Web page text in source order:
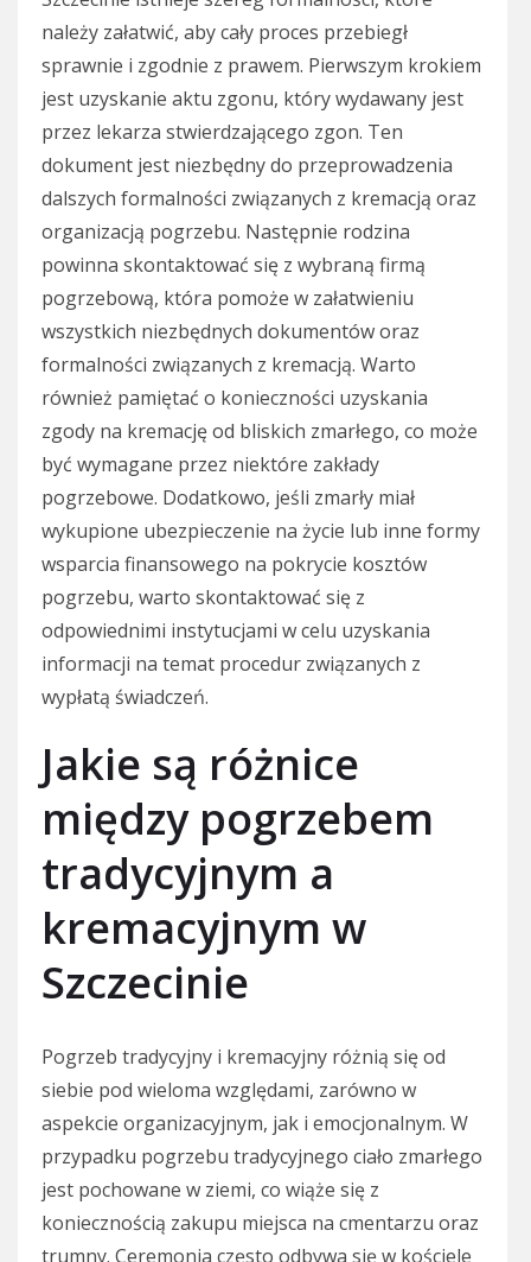
należy załatwić, aby cały proces przebiegł
sprawnie i zgodnie z prawem. Pierwszym krokiem
jest uzyskanie aktu zgonu, który wydawany jest
przez lekarza stwierdzającego zgon. Ten
dokument jest niezbędny do przeprowadzenia
dalszych formalności związanych z kremacją oraz
organizacją pogrzebu. Następnie rodzina
powinna skontaktować się z wybraną firmą
pogrzebową, która pomoże w załatwieniu
wszystkich niezbędnych dokumentów oraz
formalności związanych z kremacją. Warto
również pamiętać o konieczności uzyskania
zgody na kremację od bliskich zmarłego, co może
być wymagane przez niektóre zakłady
pogrzebowe. Dodatkowo, jeśli zmarły miał
wykupione ubezpieczenie na życie lub inne formy
wsparcia finansowego na pokrycie kosztów
pogrzebu, warto skontaktować się z
odpowiednimi instytucjami w celu uzyskania
informacji na temat procedur związanych z
wypłatą świadczeń.
Jakie są różnice
między pogrzebem
tradycyjnym a
kremacyjnym w
Szczecinie
Pogrzeb tradycyjny i kremacyjny różnią się od
siebie pod wieloma względami, zarówno w
aspekcie organizacyjnym, jak i emocjonalnym. W
przypadku pogrzebu tradycyjnego ciało zmarłego
jest pochowane w ziemi, co wiąże się z
koniecznością zakupu miejsca na cmentarzu oraz
trumny. Ceremonia często odbywa się w kościele